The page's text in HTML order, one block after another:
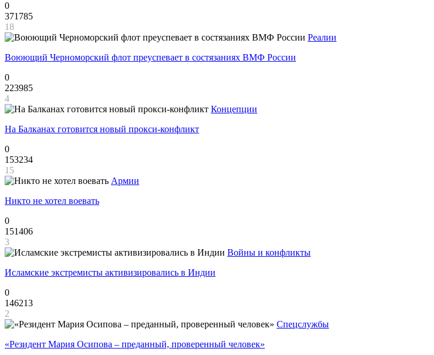
0
371785
18
Реалии
Воюющий Черноморский флот преуспевает в состязаниях ВМФ России
0
223985
4
Концепции
На Балканах готовится новый прокси-конфликт
0
153234
15
Армии
Никто не хотел воевать
0
151406
3
Войны и конфликты
Исламские экстремисты активизировались в Индии
0
146213
2
Спецслужбы
«Резидент Мария Осипова – преданный, проверенный человек»